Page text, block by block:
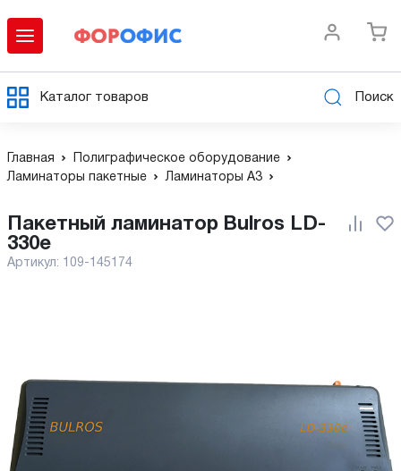
Каталог товаров Поиск
Главная
Полиграфическое оборудование
Ламинаторы пакетные
Ламинаторы А3
330e
Артикул: 109-145174